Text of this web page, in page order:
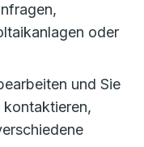
oder
und Sie